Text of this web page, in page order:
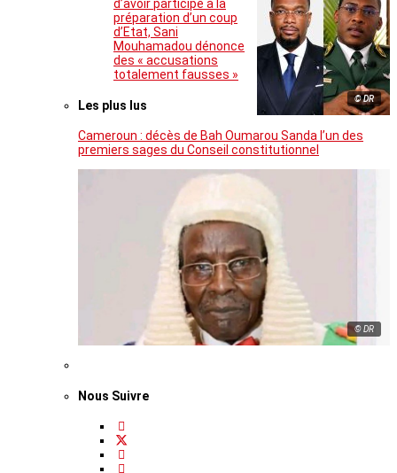
© DR
d’avoir participé à la
préparation d’un coup
d’Etat, Sani
Mouhamadou dénonce
des « accusations
totalement fausses »
Les plus lus
Cameroun : décès de Bah Oumarou Sanda l’un des
premiers sages du Conseil constitutionnel
© DR
Nous Suivre